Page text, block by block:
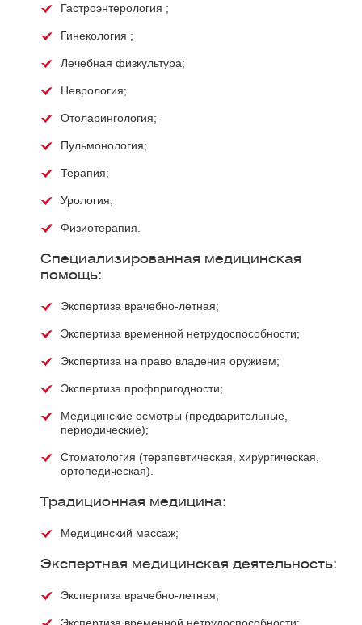
Гастроэнтерология ;
Гинекология ;
Лечебная физкультура;
Неврология;
Отоларингология;
Пульмонология;
Терапия;
Урология;
Физиотерапия.
Специализированная медицинская
помощь:
Экспертиза врачебно-летная;
Экспертиза временной нетрудоспособности;
Экспертиза на право владения оружием;
Экспертиза профпригодности;
Медицинские осмотры (предварительные,
периодические);
Стоматология (терапевтическая, хирургическая,
ортопедическая).
Традиционная медицина:
Медицинский массаж;
Экспертная медицинская деятельность:
Экспертиза врачебно-летная;
Экспертиза временной нетрудоспособности;